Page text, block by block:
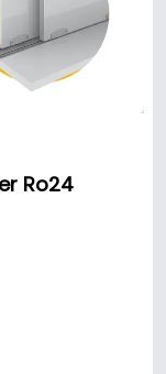
Ro24